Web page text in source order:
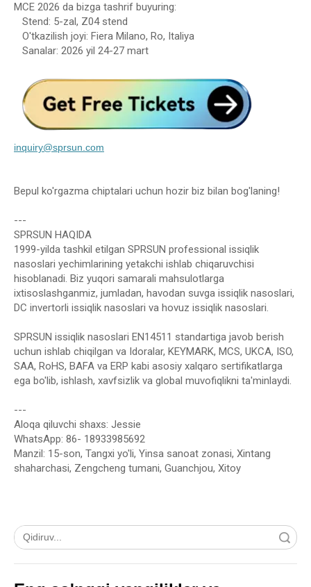
MCE 2026 da bizga tashrif buyuring:
Stend: 5-zal, Z04 stend
O'tkazilish joyi: Fiera Milano, Ro, Italiya
Sanalar: 2026 yil 24-27 mart
inquiry@sprsun.com
Bepul ko'rgazma chiptalari uchun hozir biz bilan bog'laning!
---
SPRSUN HAQIDA
1999-yilda tashkil etilgan SPRSUN professional issiqlik
nasoslari yechimlarining yetakchi ishlab chiqaruvchisi
hisoblanadi. Biz yuqori samarali mahsulotlarga
ixtisoslashganmiz, jumladan, havodan suvga issiqlik nasoslari,
DC invertorli issiqlik nasoslari va hovuz issiqlik nasoslari.
SPRSUN issiqlik nasoslari EN14511 standartiga javob berish
uchun ishlab chiqilgan va Idoralar, KEYMARK, MCS, UKCA, ISO,
SAA, RoHS, BAFA va ERP kabi asosiy xalqaro sertifikatlarga
ega bo'lib, ishlash, xavfsizlik va global muvofiqlikni ta'minlaydi.
---
Aloqa qiluvchi shaxs: Jessie
WhatsApp: 86- 18933985692
Manzil: 15-son, Tangxi yo'li, Yinsa sanoat zonasi, Xintang
shaharchasi, Zengcheng tumani, Guanchjou, Xitoy